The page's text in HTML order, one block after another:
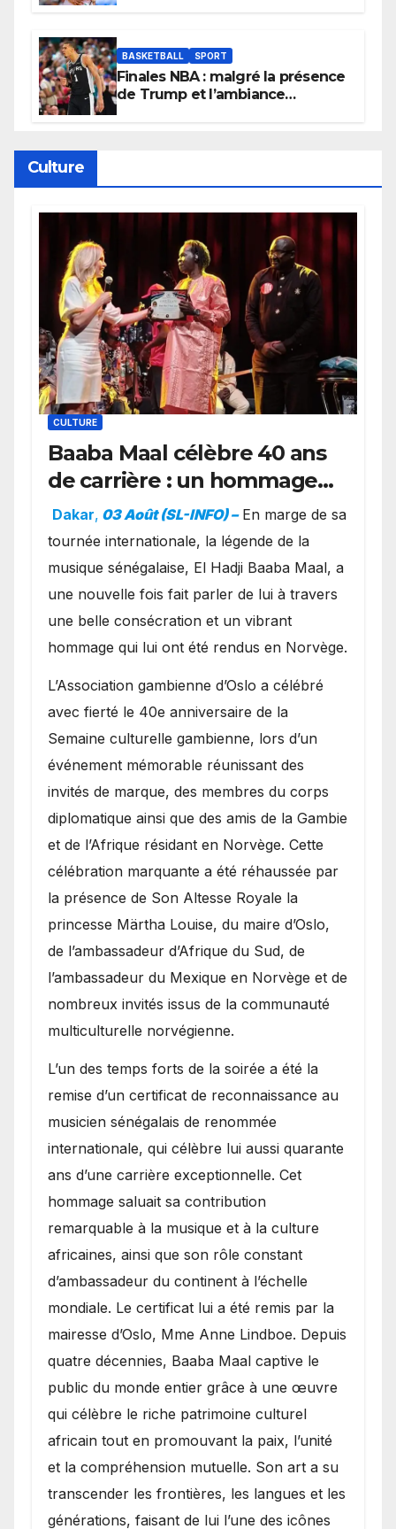
BASKETBALL SPORT
Finales NBA : malgré la présence
de Trump et l’ambiance
Culture
CULTURE
Baaba Maal célèbre 40 ans
de carrière : un hommage
exceptionnel à Oslo en
présence de la famille
royale.
Dakar, 03 Août (SL-INFO) – ​En marge de sa
tournée internationale, la légende de la
musique sénégalaise, El Hadji Baaba Maal, a
une nouvelle fois fait parler de lui à travers
une belle consécration et un vibrant
hommage qui lui ont été rendus en Norvège.
​L’Association gambienne d’Oslo a célébré
avec fierté le 40e anniversaire de la
Semaine culturelle gambienne, lors d’un
événement mémorable réunissant des
invités de marque, des membres du corps
diplomatique ainsi que des amis de la Gambie
et de l’Afrique résidant en Norvège. Cette
célébration marquante a été réhaussée par
la présence de Son Altesse Royale la
princesse Märtha Louise, du maire d’Oslo,
de l’ambassadeur d’Afrique du Sud, de
l’ambassadeur du Mexique en Norvège et de
nombreux invités issus de la communauté
multiculturelle norvégienne.
​L’un des temps forts de la soirée a été la
remise d’un certificat de reconnaissance au
musicien sénégalais de renommée
internationale, qui célèbre lui aussi quarante
ans d’une carrière exceptionnelle. Cet
hommage saluait sa contribution
remarquable à la musique et à la culture
africaines, ainsi que son rôle constant
d’ambassadeur du continent à l’échelle
mondiale. Le certificat lui a été remis par la
mairesse d’Oslo, Mme Anne Lindboe. Depuis
quatre décennies, Baaba Maal captive le
public du monde entier grâce à une œuvre
qui célèbre le riche patrimoine culturel
africain tout en promouvant la paix, l’unité
et la compréhension mutuelle. Son art a su
transcender les frontières, les langues et les
générations, faisant de lui l’une des icônes